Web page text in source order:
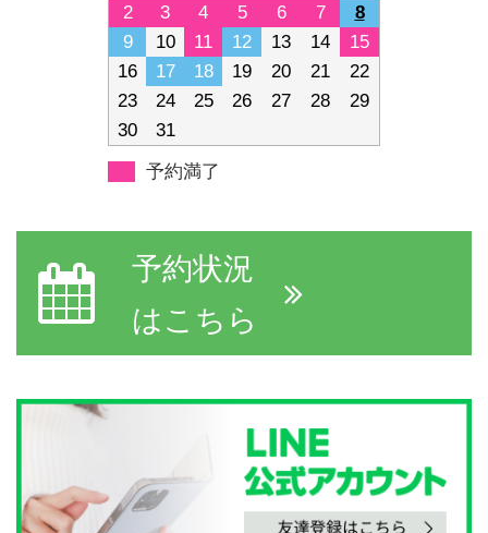
2
3 4 5 6 7
8
9
10 11 12 13 14
15
16
17 18 19 20 21
22
23
24 25 26 27 28
29
30
31
予約満了
予約状況
はこちら